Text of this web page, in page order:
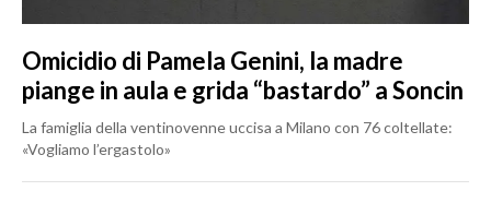
Omicidio di Pamela Genini, la madre
piange in aula e grida “bastardo” a Soncin
La famiglia della ventinovenne uccisa a Milano con 76 coltellate:
«Vogliamo l’ergastolo»